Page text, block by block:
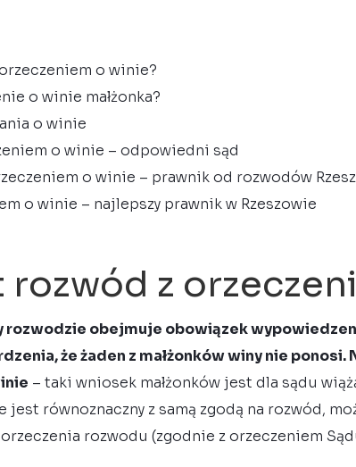
o winie?
o winie małżonka?
o winie
o winie – odpowiedni sąd
o winie – prawnik od rozwodów
o winie – najlepszy prawnik w Rzeszowie
rozwód z
rozwodzie obejmuje obowiązek
że żaden z małżonków winy nie ponosi.
– taki wniosek małżonków jest dla sądu
równoznaczny z samą zgodą na rozwód,
rozwodu (zgodnie z orzeczeniem